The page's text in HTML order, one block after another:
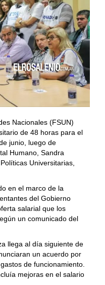
Nacionales (FSUN)
de 48 horas para el
junio, luego de
Humano, Sandra
Universitarias,
en el marco de la
del Gobierno
salarial que los
un comunicado del
llega al día siguiente de
un acuerdo por
de funcionamiento.
mejoras en el salario